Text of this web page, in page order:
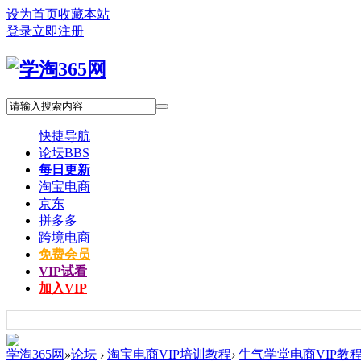
设为首页收藏本站
登录立即注册
快捷导航
论坛BBS
每日更新
淘宝电商
京东
拼多多
跨境电商
免费会员
VIP试看
加入VIP
学淘365网 »论坛 › 淘宝电商VIP培训教程› 牛气学堂电商VIP教